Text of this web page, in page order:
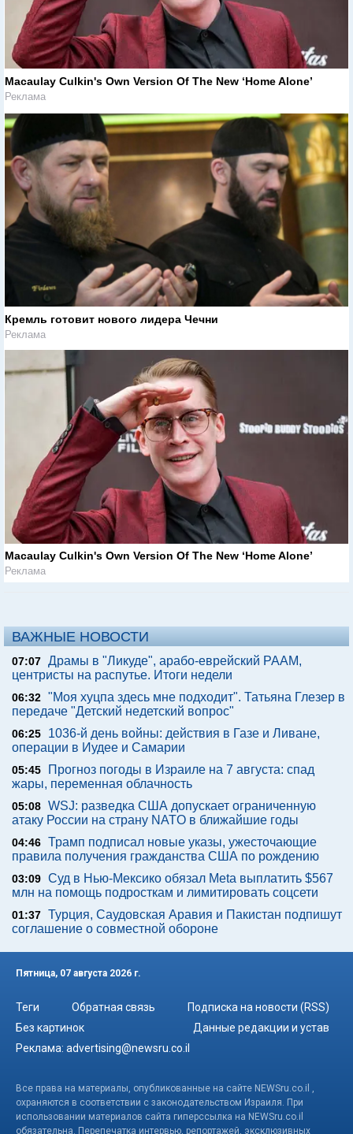
Macaulay Culkin's Own Version Of The New ‘Home Alone’
Реклама
Кремль готовит нового лидера Чечни
Реклама
Macaulay Culkin's Own Version Of The New ‘Home Alone’
Реклама
ВАЖНЫЕ НОВОСТИ
07:07 Драмы в "Ликуде", арабо-еврейский РААМ,
центристы на распутье. Итоги недели
06:32 "Моя хуцпа здесь мне подходит". Татьяна Глезер в
передаче "Детский недетский вопрос"
06:25
1036-й день войны: действия в Газе и Ливане,
операции в Иудее и Самарии
05:45
Прогноз погоды в Израиле на 7 августа: спад
жары, переменная облачность
05:08 WSJ: разведка США допускает ограниченную
атаку России на страну NATO в ближайшие годы
04:46 Трамп подписал новые указы, ужесточающие
правила получения гражданства США по рождению
03:09 Суд в Нью-Мексико обязал Meta выплатить $567
млн на помощь подросткам и лимитировать соцсети
01:37 Турция, Саудовская Аравия и Пакистан подпишут
соглашение о совместной обороне
Пятница, 07 августа 2026 г.
Теги Обратная связь
Подписка на новости (RSS)
Без картинок
Данные редакции и устав
Реклама: advertising@newsru.co.il
Все права на материалы, опубликованные на сайте NEWSru.co.il ,
охраняются в соответствии с законодательством Израиля. При
использовании материалов сайта гиперссылка на NEWSru.co.il
обязательна. Перепечатка интервью, репортажей, эксклюзивных